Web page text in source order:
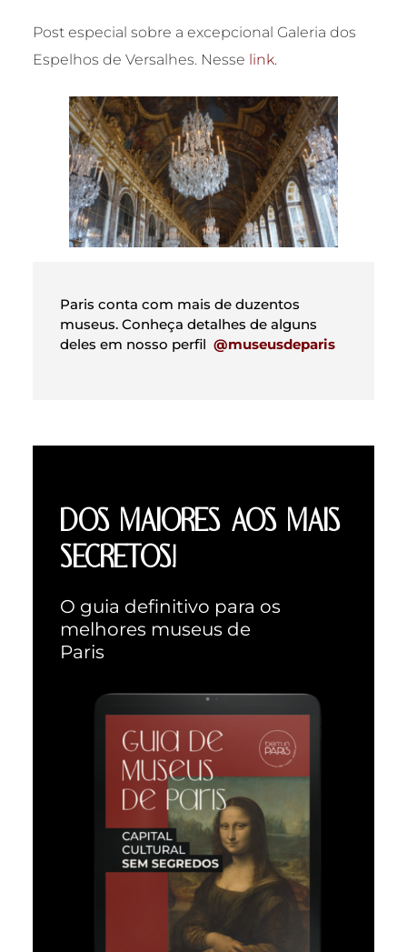
Post especial sobre a excepcional Galeria dos
Espelhos de Versalhes. Nesse link.
Paris conta com mais de duzentos
museus. Conheça detalhes de alguns
deles em nosso perfil@museusdeparis
DOS MAIORES AOS MAIS
SECRETOS!
O guia definitivo para os
melhores museus de
Paris